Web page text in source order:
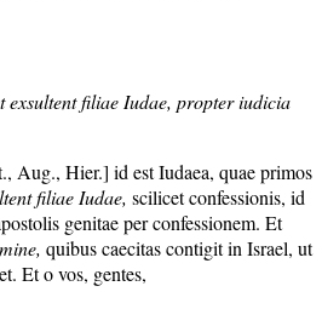
exsultent filiae Iudae, propter iudicia
Aug., Hier.] id est Iudaea, quae primos
filiae Iudae, scilicet confessionis, id
genitae per confessionem. Et
quibus caecitas contigit in Israel, ut
Et o vos, gentes,